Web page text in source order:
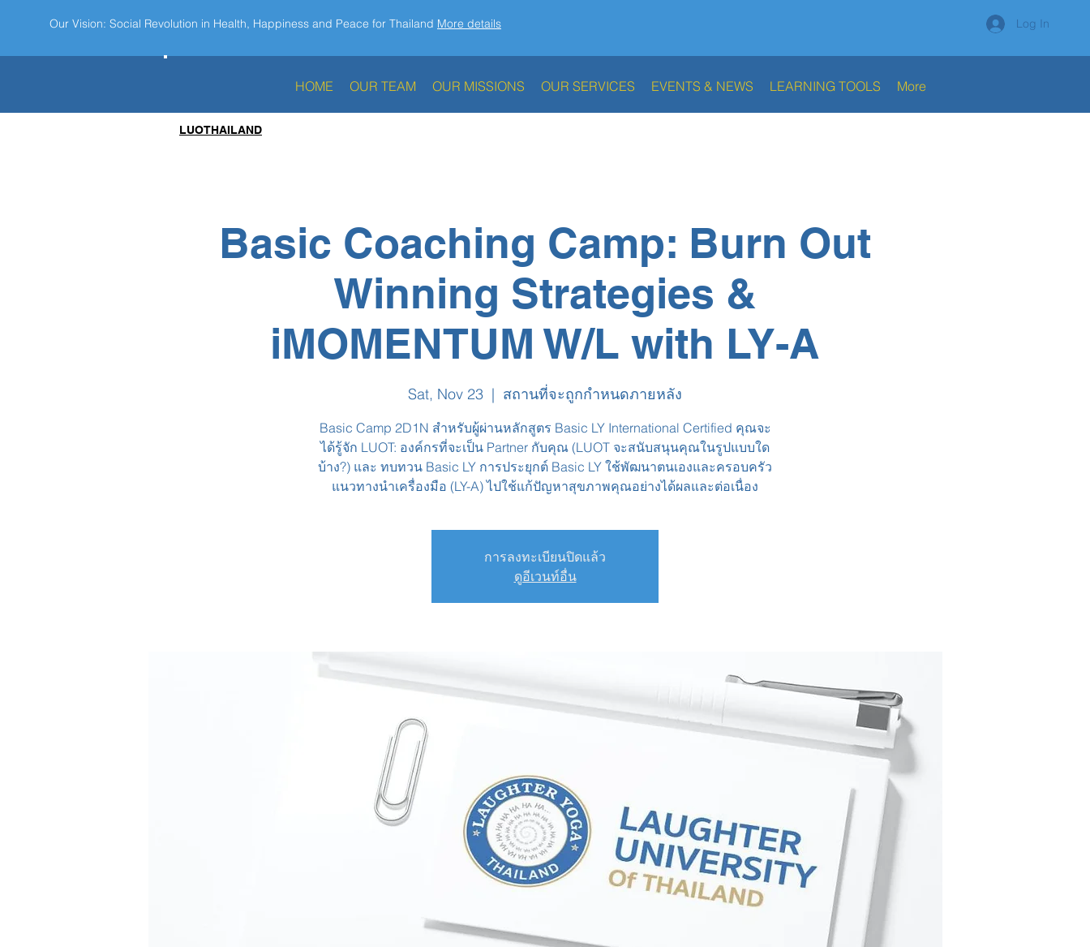
Our Vision: Social Revolution in Health, Happiness and Peace for Thailand More details Log In
HOME OUR TEAM OUR MISSIONS OUR SERVICES EVENTS & NEWS LEARNING TOOLS More
Basic Coaching Camp: Burn Out
Winning Strategies &
iMOMENTUM W/L with LY-A
Sat, Nov 23
  |
สถานที่จะถูกกำหนดภายหลัง
Basic Camp 2D1N สำหรับผู้ผ่านหลักสูตร Basic LY International Certified คุณจะ
ได้รู้จัก LUOT: องค์กรที่จะเป็น Partner กับคุณ (LUOT จะสนับสนุนคุณในรูปแบบใด
บ้าง?) และ ทบทวน Basic LY การประยุกต์ Basic LY ใช้พัฒนาตนเองและครอบครัว
แนวทางนำเครื่องมือ (LY-A) ไปใช้แก้ปัญหาสุขภาพคุณอย่างได้ผลและต่อเนื่อง
การลงทะเบียนปิดแล้ว
ดูอีเวนท์อื่น
LUOTHAILAND